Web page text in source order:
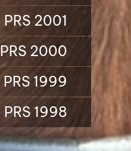
PRS 2001
PRS 2000
PRS 1999
PRS 1998